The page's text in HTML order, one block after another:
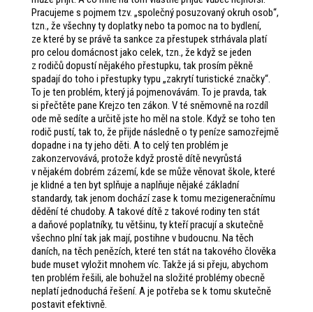
Pracujeme s pojmem tzv. „společný posuzovaný okruh osob“,
tzn., že všechny ty doplatky nebo ta pomoc na to bydlení,
ze které by se právě ta sankce za přestupek strhávala platí
pro celou domácnost jako celek, tzn., že když se jeden
z rodičů dopustí nějakého přestupku, tak prosím pěkně
spadají do toho i přestupky typu „zakrytí turistické značky“.
To je ten problém, který já pojmenovávám. To je pravda, tak
si přečtěte pane Krejzo ten zákon. V té sněmovně na rozdíl
ode mě sedíte a určitě jste ho měl na stole. Když se toho ten
rodič pustí, tak to, že přijde následně o ty peníze samozřejmě
dopadne i na ty jeho děti. A to celý ten problém je
zakonzervovává, protože když prostě dítě nevyrůstá
v nějakém dobrém zázemí, kde se může věnovat škole, které
je klidné a ten byt splňuje a naplňuje nějaké základní
standardy, tak jenom dochází zase k tomu mezigeneračnímu
dědění té chudoby. A takové dítě z takové rodiny ten stát
a daňové poplatníky, tu většinu, ty kteří pracují a skutečně
všechno plní tak jak mají, postihne v budoucnu. Na těch
daních, na těch penězích, které ten stát na takového člověka
bude muset vyložit mnohem víc. Takže já si přeju, abychom
ten problém řešili, ale bohužel na složité problémy obecně
neplatí jednoduchá řešení. A je potřeba se k tomu skutečně
postavit efektivně.